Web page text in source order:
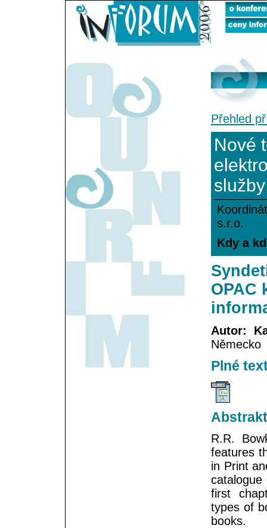
Přehled
Nové
služby
s.r.o.
Kdy a
OPAC
Autor:
Německo
Plné
Abstrakt
R.R.
features
in Print
first
types of
books.